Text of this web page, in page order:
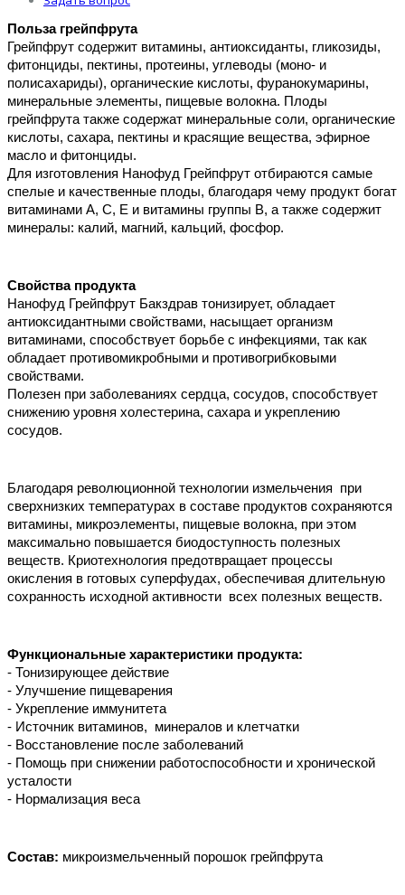
Польза грейпфрута
Грейпфрут содержит витамины, антиоксиданты, гликозиды,
фитонциды, пектины, протеины, углеводы (моно- и
полисахариды), органические кислоты, фуранокумарины,
минеральные элементы, пищевые волокна. Плоды
грейпфрута также содержат минеральные соли, органические
кислоты, сахара, пектины и красящие вещества, эфирное
масло и фитонциды.
Для изготовления Нанофуд Грейпфрут отбираются самые
спелые и качественные плоды, благодаря чему продукт богат
витаминами А, С, Е и витамины группы В, а также содержит
минералы: калий, магний, кальций, фосфор.
Свойства продукта
Нанофуд Грейпфрут Бакздрав тонизирует, обладает
антиоксидантными свойствами, насыщает организм
витаминами, способствует борьбе с инфекциями, так как
обладает противомикробными и противогрибковыми
свойствами.
Полезен при заболеваниях сердца, сосудов, способствует
снижению уровня холестерина, сахара и укреплению
сосудов.
Благодаря революционной технологии измельчения  при
сверхнизких температурах в составе продуктов сохраняются
витамины, микроэлементы, пищевые волокна, при этом
максимально повышается биодоступность полезных
веществ. Криотехнология предотвращает процессы
окисления в готовых суперфудах, обеспечивая длительную
сохранность исходной активности  всех полезных веществ.
Функциональные характеристики продукта:
- Тонизирующее действие
- Улучшение пищеварения
- Укрепление иммунитета
- Источник витаминов,  минералов и клетчатки
- Восстановление после заболеваний
- Помощь при снижении работоспособности и хронической
усталости
- Нормализация веса
Состав: микроизмельченный порошок грейпфрута